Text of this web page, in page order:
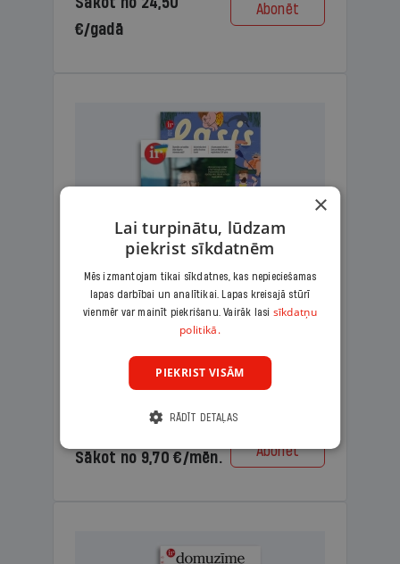
€/gadā
Abonēt
KOMPLEKTS IR + LASIS
Ģimenes komplekts – aizraujošs
lasāmžurnāls bērniem un analītiska
lasāmviela vecākiem.
Sākot no 9,70 €/mēn. Abonēt
×
Lai turpinātu, lūdzam
piekrist sīkdatnēm
Mēs izmantojam tikai sīkdatnes, kas nepieciešamas
lapas darbībai un analītikai. Lapas kreisajā stūrī
vienmēr var mainīt piekrišanu. Vairāk lasi sīkdatņu
politikā.
PIEKRIST VISĀM
RĀDĪT DETAĻAS